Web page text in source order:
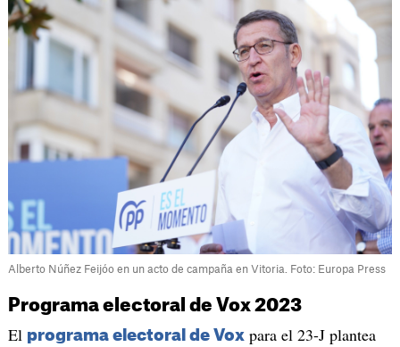
Alberto Núñez Feijóo en un acto de campaña en Vitoria. Foto: Europa Press
Programa electoral de Vox 2023
El programa electoral de Voxpara el 23-J plantea